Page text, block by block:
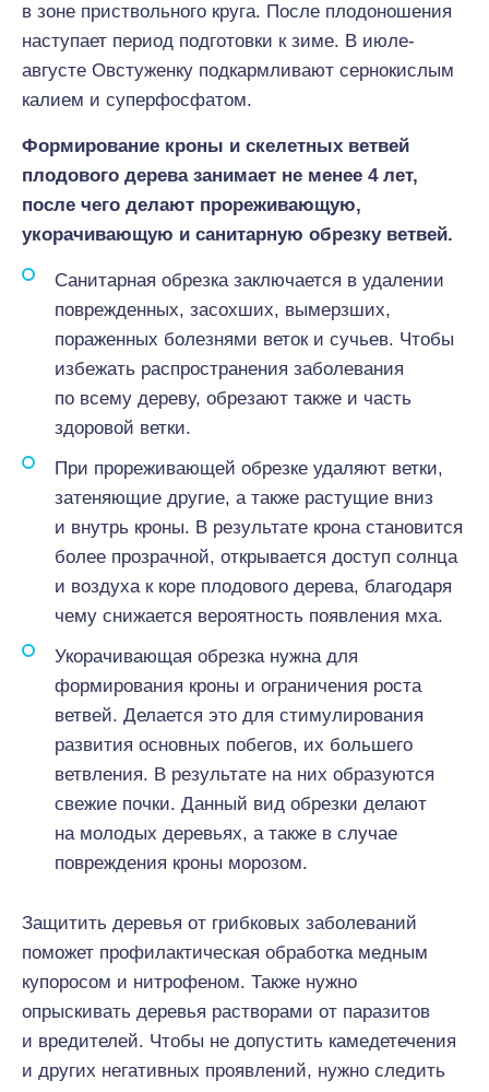
в зоне приствольного круга. После плодоношения
наступает период подготовки к зиме. В июле-
августе Овстуженку подкармливают сернокислым
калием и суперфосфатом.
Формирование кроны и скелетных ветвей
плодового дерева занимает не менее 4 лет,
после чего делают прореживающую,
укорачивающую и санитарную обрезку ветвей.
Санитарная обрезка заключается в удалении
поврежденных, засохших, вымерзших,
пораженных болезнями веток и сучьев. Чтобы
избежать распространения заболевания
по всему дереву, обрезают также и часть
здоровой ветки.
При прореживающей обрезке удаляют ветки,
затеняющие другие, а также растущие вниз
и внутрь кроны. В результате крона становится
более прозрачной, открывается доступ солнца
и воздуха к коре плодового дерева, благодаря
чему снижается вероятность появления мха.
Укорачивающая обрезка нужна для
формирования кроны и ограничения роста
ветвей. Делается это для стимулирования
развития основных побегов, их большего
ветвления. В результате на них образуются
свежие почки. Данный вид обрезки делают
на молодых деревьях, а также в случае
повреждения кроны морозом.
Защитить деревья от грибковых заболеваний
поможет профилактическая обработка медным
купоросом и нитрофеном. Также нужно
опрыскивать деревья растворами от паразитов
и вредителей. Чтобы не допустить камедетечения
и других негативных проявлений, нужно следить